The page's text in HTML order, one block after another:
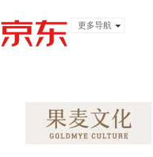
更多导航